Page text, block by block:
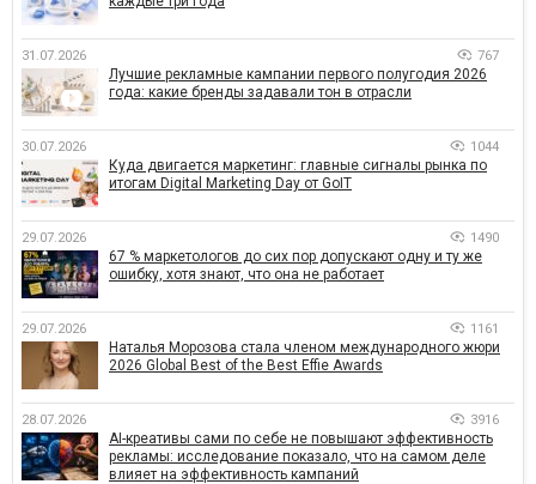
31.07.2026 767
Лучшие рекламные кампании первого полугодия 2026
года: какие бренды задавали тон в отрасли
30.07.2026 1044
Куда двигается маркетинг: главные сигналы рынка по
итогам Digital Marketing Day от GoIT
29.07.2026 1490
67 % маркетологов до сих пор допускают одну и ту же
ошибку, хотя знают, что она не работает
29.07.2026 1161
Наталья Морозова стала членом международного жюри
2026 Global Best of the Best Effie Awards
28.07.2026 3916
AI-креативы сами по себе не повышают эффективность
рекламы: исследование показало, что на самом деле
влияет на эффективность кампаний